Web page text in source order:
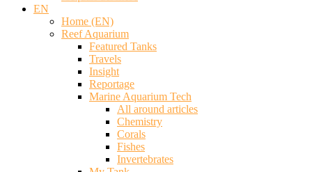
EN
Home (EN)
Reef Aquarium
Featured Tanks
Travels
Insight
Reportage
Marine Aquarium Tech
All around articles
Chemistry
Corals
Fishes
Invertebrates